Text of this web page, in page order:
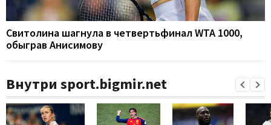
Свитолина шагнула в четвертьфинал WTA 1000,
обыграв Анисимову
Внутри sport.bigmir.net